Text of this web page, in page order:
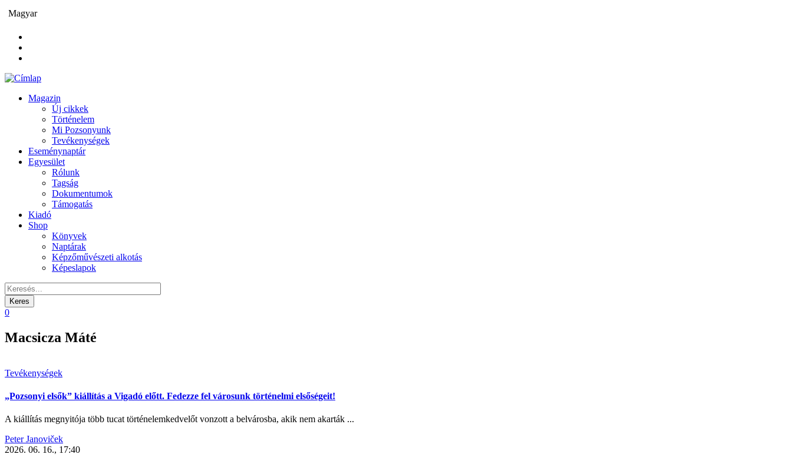
Ugrás
Magyar
navigation
Magazin
Új cikkek
Történelem
Mi Pozsonyunk
Tevékenységek
Eseménynaptár
Egyesület
Rólunk
Tagság
Dokumentumok
Támogatás
Kiadó
Shop
Könyvek
Naptárak
Képzőművészeti alkotás
Képeslapok
0
Macsicza Máté
Tevékenységek
„Pozsonyi elsők” kiállítás a Vigadó előtt. Fedezze fel városunk történelmi elsőségeit!
A kiállítás megnyitója több tucat történelemkedvelőt vonzott a belvárosba, akik nem akarták ...
Peter Janoviček
2026. 06. 16., 17:40